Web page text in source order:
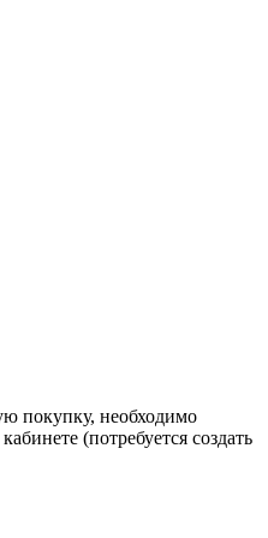
покупку, необходимо
(потребуется создать